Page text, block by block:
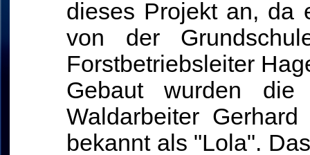
dieses Projekt an, da
von der
Forstbetriebsleiter
Gebaut wurden
Waldarbeiter
bekannt als "Lola".